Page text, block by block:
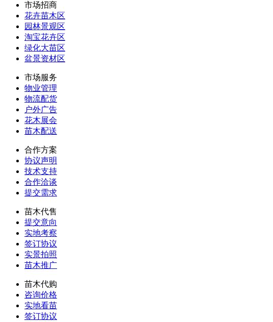
市场招商
花卉苗木区
园林景观区
淘宝花卉区
绿化大苗区
盆景资材区
市场服务
物业管理
物流配货
户外广告
花木展会
苗木配送
合作方案
协议声明
技术支持
合作洽谈
提交需求
苗木代售
提交意向
实地考察
签订协议
实景拍照
苗木推广
苗木代购
咨询价格
实地看苗
签订协议